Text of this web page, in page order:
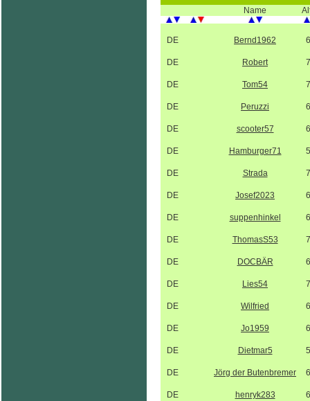
Name
DE Bernd1962
DE Robert
DE Tom54
DE Peruzzi
DE scooter57
DE Hamburger71
DE Strada
DE Josef2023
DE suppenhinkel
DE ThomasS53
DE DOCBÄR
DE Lies54
DE Wilfried
DE Jo1959
DE Dietmar5
DE Jörg der Butenbremer
DE henryk283